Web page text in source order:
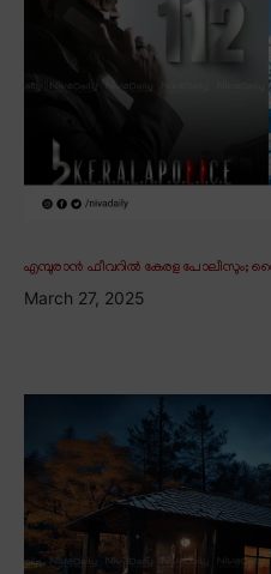
എമ്പുരാൻ ഫീവറിൽ കേരള പോലീസും;
March 27, 2025